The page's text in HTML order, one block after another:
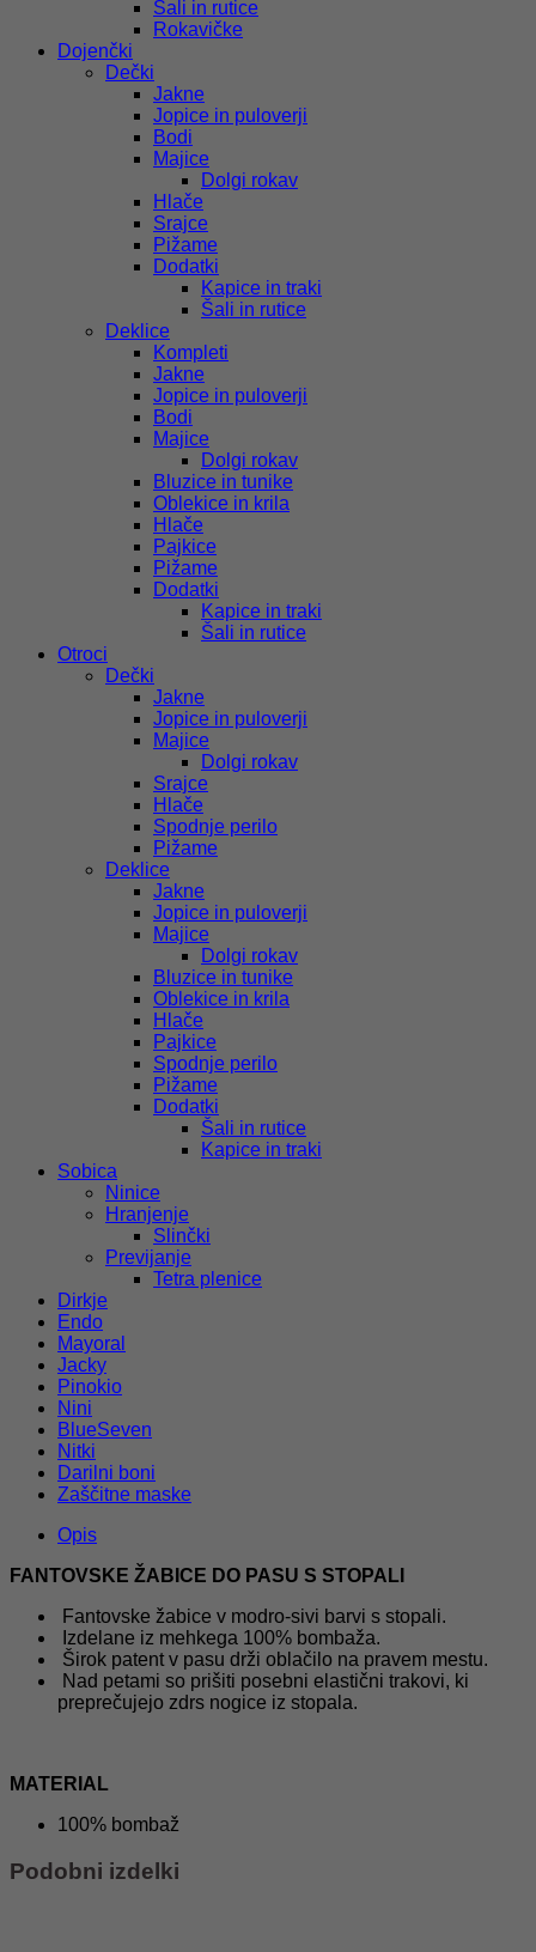
Šali in rutice
Rokavičke
Dojenčki
Dečki
Jakne
Jopice in puloverji
Bodi
Majice
Dolgi rokav
Hlače
Srajce
Pižame
Dodatki
Kapice in traki
Šali in rutice
Deklice
Kompleti
Jakne
Jopice in puloverji
Bodi
Majice
Dolgi rokav
Bluzice in tunike
Oblekice in krila
Hlače
Pajkice
Pižame
Dodatki
Kapice in traki
Šali in rutice
Otroci
Dečki
Jakne
Jopice in puloverji
Majice
Dolgi rokav
Srajce
Hlače
Spodnje perilo
Pižame
Deklice
Jakne
Jopice in puloverji
Majice
Dolgi rokav
Bluzice in tunike
Oblekice in krila
Hlače
Pajkice
Spodnje perilo
Pižame
Dodatki
Šali in rutice
Kapice in traki
Sobica
Ninice
Hranjenje
Slinčki
Previjanje
Tetra plenice
Dirkje
Endo
Mayoral
Jacky
Pinokio
Nini
BlueSeven
Nitki
Darilni boni
Zaščitne maske
Opis
FANTOVSKE ŽABICE DO PASU S STOPALI
Fantovske žabice v modro-sivi barvi s stopali.
Izdelane iz mehkega 100% bombaža.
Širok patent v pasu drži oblačilo na pravem mestu.
Nad petami so prišiti posebni elastični trakovi, ki
preprečujejo zdrs nogice iz stopala.
MATERIAL
100% bombaž
Podobni izdelki